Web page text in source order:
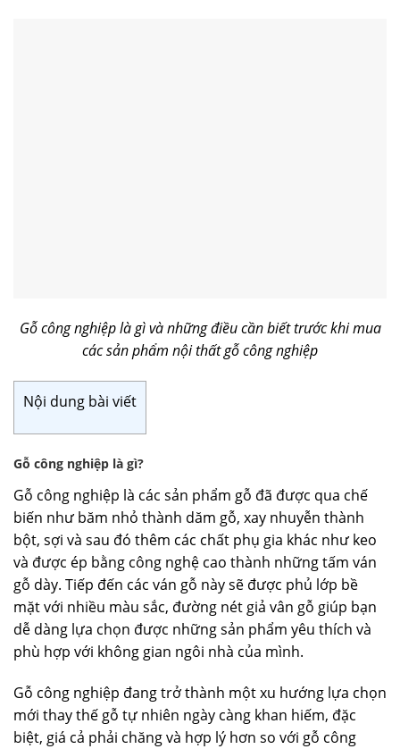
Gỗ công nghiệp là gì và những điều cần biết trước khi mua
các sản phẩm nội thất gỗ công nghiệp
Nội dung bài viết
Gỗ công nghiệp là gì?
Gỗ công nghiệp là các sản phẩm gỗ đã được qua chế
biến như băm nhỏ thành dăm gỗ, xay nhuyễn thành
bột, sợi và sau đó thêm các chất phụ gia khác như keo
và được ép bằng công nghệ cao thành những tấm ván
gỗ dày. Tiếp đến các ván gỗ này sẽ được phủ lớp bề
mặt với nhiều màu sắc, đường nét giả vân gỗ giúp bạn
dễ dàng lựa chọn được những sản phẩm yêu thích và
phù hợp với không gian ngôi nhà của mình.
Gỗ công nghiệp đang trở thành một xu hướng lựa chọn
mới thay thế gỗ tự nhiên ngày càng khan hiếm, đặc
biệt, giá cả phải chăng và hợp lý hơn so với gỗ công